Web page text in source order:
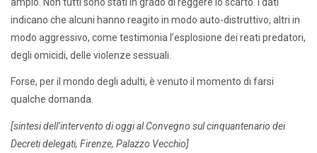
indicano che alcuni hanno reagito in modo auto-distruttivo, altri in
modo aggressivo, come testimonia l’esplosione dei reati predatori,
degli omicidi, delle violenze sessuali.
Forse, per il mondo degli adulti, è venuto il momento di farsi
qualche domanda.
[sintesi dell’intervento di oggi al Convegno sul cinquantenario dei
Decreti delegati, Firenze, Palazzo Vecchio]